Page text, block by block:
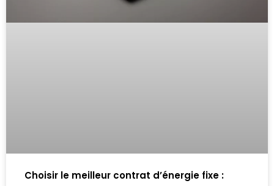
Choisir le meilleur contrat d’énergie fixe :